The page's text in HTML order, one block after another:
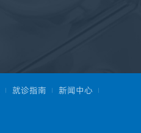
就诊指南
新闻中心